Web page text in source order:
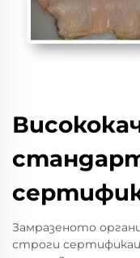
Замразеното
строги